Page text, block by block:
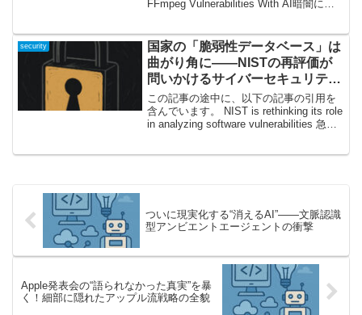
FFmpeg Vulnerabilities With AI暗闇に埋
security
国家の「脆弱性データベース」は
曲がり角に——NISTの再評価が
問いかけるサイバーセキュリティ
の未来
この記事の途中に、以下の記事の引用を
含んでいます。 NIST is rethinking its role
in analyzing software vulnerabilities 急増
ついに現実化する“消えるAI”——文脈認識
型アンビエントエージェントの衝撃
Apple発表会の“語られなかった真実”を暴
く！細部に隠れたアップル流戦略の全貌